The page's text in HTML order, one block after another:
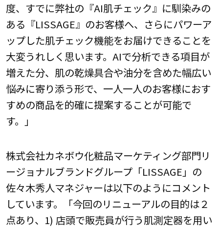
度、すでに弊社の『AI肌チェック』に馴染みの
ある『LISSAGE』のお客様へ、さらにパワーア
ップした肌チェック機能をお届けできることを
大変うれしく思います。AIで分析できる項目が
増えた分、肌の乾燥具合や油分を含めた幅広い
悩みに寄り添う形で、一人一人のお客様におす
すめの商品を的確に提案することが可能で
す。」
株式会社カネボウ化粧品マーケティング部門リ
ージョナルブランドグループ「LISSAGE」の
佐々木秀人マネジャーは以下のようにコメント
しています。「今回のリニューアルの目的は２
点あり、1) 店頭で販売員が行う肌測定器を用い